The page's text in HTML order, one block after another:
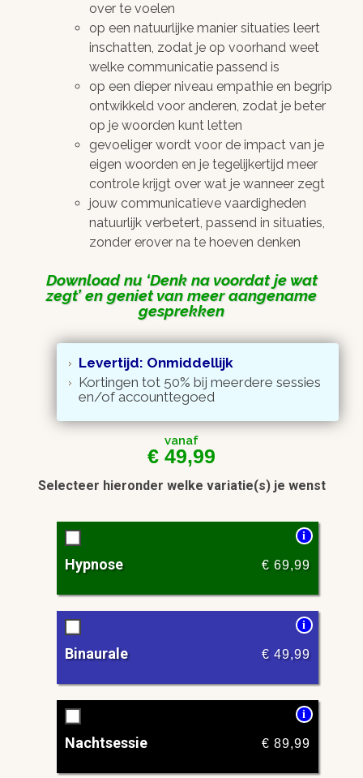
over te voelen
op een natuurlijke manier situaties leert
inschatten, zodat je op voorhand weet
welke communicatie passend is
op een dieper niveau empathie en begrip
ontwikkeld voor anderen, zodat je beter
op je woorden kunt letten
gevoeliger wordt voor de impact van je
eigen woorden en je tegelijkertijd meer
controle krijgt over wat je wanneer zegt
jouw communicatieve vaardigheden
natuurlijk verbetert, passend in situaties,
zonder erover na te hoeven denken
Download nu Denk na voordat je wat
zegt en geniet van meer aangename
gesprekken
Levertijd: Onmiddellijk
Kortingen tot 50% bij meerdere sessies
en/of accounttegoed
vanaf
€ 49,99
Selecteer hieronder welke variatie(s) je wenst
i
Hypnose € 69,99
i
Binaurale € 49,99
i
Nachtsessie € 89,99